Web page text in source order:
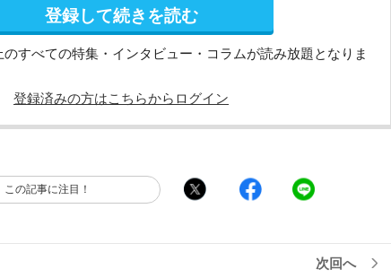
登録して続きを読む
すべての特集・インタビュー・コラムが読み放題となりま
登録済みの方はこちらからログイン
この記事に注目！
次回へ